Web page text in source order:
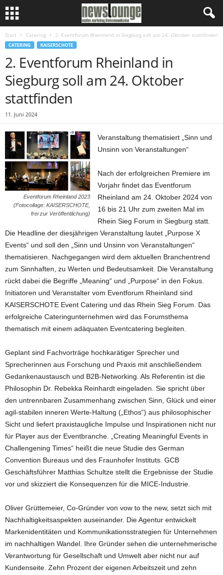
Start Catering 2. Eventforum Rheinland in Siegburg soll am 24. Oktober stattfinden
CATERING KAISERSCHOTE
2. Eventforum Rheinland in
Siegburg soll am 24. Oktober
stattfinden
11. Juni 2024
Eventforum Rheinland 2023
(Fotocollage: KAISERSCHOTE,
frei zur Veröffentlichung)
Veranstaltung thematisiert „Sinn und
Unsinn von Veranstaltungen“
Nach der erfolgreichen Premiere im
Vorjahr findet das Eventforum
Rheinland am 24. Oktober 2024 von
16 bis 21 Uhr zum zweiten Mal im
Rhein Sieg Forum in Siegburg statt.
Die Headline der diesjährigen Veranstaltung lautet „Purpose X
Events“ und soll den „Sinn und Unsinn von Veranstaltungen“
thematisieren. Nachgegangen wird dem aktuellen Branchentrend
zum Sinnhaften, zu Werten und Bedeutsamkeit. Die Veranstaltung
rückt dabei die Begriffe „Meaning“ und „Purpose“ in den Fokus.
Initiatoren und Veranstalter vom Eventforum Rheinland sind
KAISERSCHOTE Event Catering und das Rhein Sieg Forum. Das
erfolgreiche Cateringunternehmen wird das Forumsthema
thematisch mit einem adäquaten Eventcatering begleiten.
Geplant sind Fachvorträge hochkarätiger Sprecher und
Sprecherinnen aus Forschung und Praxis mit anschließendem
Gedankenaustausch und B2B-Networking. Als Referentin ist die
Philosophin Dr. Rebekka Reinhardt eingeladen. Sie spricht über
den untrennbaren Zusammenhang zwischen Sinn, Glück und einer
agil-stabilen inneren Werte-Haltung („Ethos“) aus philosophischer
Sicht und liefert praxistaugliche Impulse und Inspirationen nicht nur
für Player aus der Eventbranche. „Creating Meaningful Events in
Challengening Times“ heißt die neue Studie des German
Convention Bureaus und des Fraunhofer Instituts. GCB
Geschäftsführer Matthias Schultze stellt die Ergebnisse der Studie
vor und skizziert die Konsequenzen für die MICE-Industrie.
Oliver Grüttemeier, Co-Gründer von vow to the new, setzt sich mit
Nachhaltigkeitsaspekten auseinander. Die Agentur entwickelt
Markenidentitäten und Kommunikationsstrategien für Unternehmen
im nachhaltigen Wandel. Ihre Gründer sehen die unternehmerische
Verantwortung für Gesellschaft und Umwelt aber nicht nur auf
Kundenseite. Zehn Prozent der eigenen Arbeitszeit und zehn